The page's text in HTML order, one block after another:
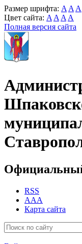
Размер шрифта: A A A
Цвет сайта: A A A A
Полная версия сайта
RSS
AAA
Карта сайта